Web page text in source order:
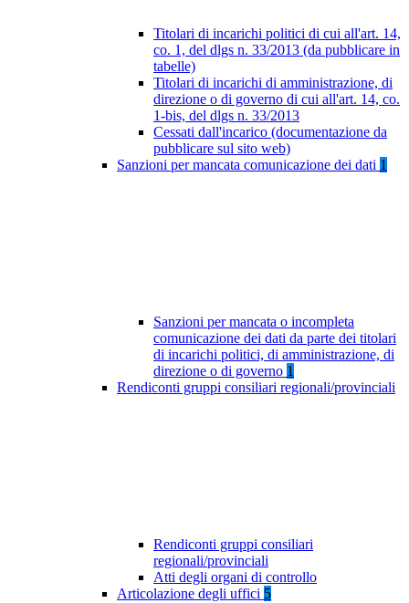
Titolari di incarichi politici di cui all'art. 14,
co. 1, del dlgs n. 33/2013 (da pubblicare in
tabelle)
Titolari di incarichi di amministrazione, di
direzione o di governo di cui all'art. 14, co.
1-bis, del dlgs n. 33/2013
Cessati dall'incarico (documentazione da
pubblicare sul sito web)
Sanzioni per mancata comunicazione dei dati 1
Sanzioni per mancata o incompleta
comunicazione dei dati da parte dei titolari
di incarichi politici, di amministrazione, di
direzione o di governo 1
Rendiconti gruppi consiliari regionali/provinciali
Rendiconti gruppi consiliari
regionali/provinciali
Atti degli organi di controllo
Articolazione degli uffici 5